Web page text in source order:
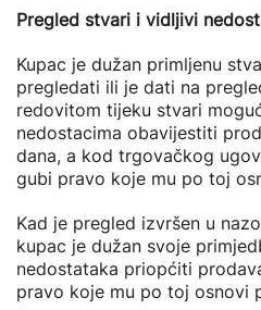
Pregled stvari i vidljivi
Kupac je dužan primljenu
pregledati ili je dati na
redovitom tijeku stvari
nedostacima obavijestiti
dana, a kod trgovačkog
gubi pravo koje mu po toj
Kad je pregled izvršen u
kupac je dužan svoje
nedostataka priopćiti
pravo koje mu po toj osnovi